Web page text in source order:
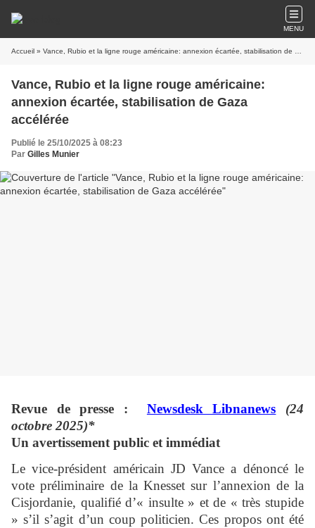
MENU
Accueil » Vance, Rubio et la ligne rouge américaine: annexion écartée, stabilisation de Gaza accélérée
Vance, Rubio et la ligne rouge américaine:
annexion écartée, stabilisation de Gaza
accélérée
Publié le 25/10/2025 à 08:23
Par Gilles Munier
Revue de presse : Newsdesk Libnanews
(24
octobre 2025)*
Un avertissement public et immédiat
Le vice-président américain JD Vance a dénoncé le
vote préliminaire de la Knesset sur l’annexion de la
Cisjordanie, qualifié d’« insulte » et de « très stupide
» s’il s’agit d’un coup politicien. Ces propos ont été